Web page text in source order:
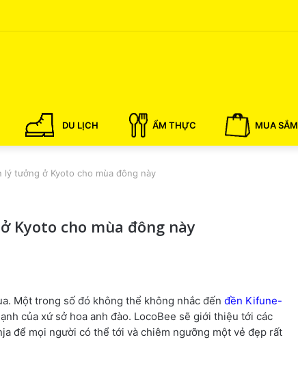
DU LỊCH ẨM THỰC MUA SẮM
lý tưởng ở Kyoto cho mùa đông này
Kyoto cho mùa đông này
Một trong số đó không thể không nhắc đến đền Kifune-
của xứ sở hoa anh đào. LocoBee sẽ giới thiệu tới các
để mọi người có thể tới và chiêm ngưỡng một vẻ đẹp rất